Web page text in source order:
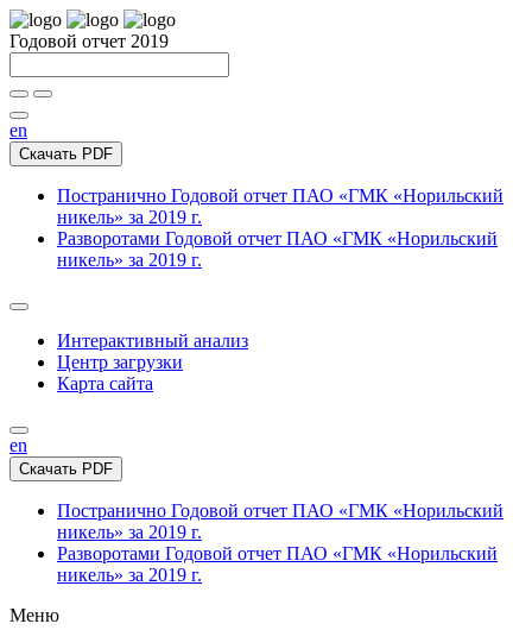
Годовой отчет 2019
en
Скачать PDF
Постранично Годовой отчет ПАО «ГМК «Норильский
никель» за 2019 г.
Разворотами Годовой отчет ПАО «ГМК «Норильский
никель» за 2019 г.
Интерактивный анализ
Центр загрузки
Карта сайта
en
Скачать PDF
Постранично Годовой отчет ПАО «ГМК «Норильский
никель» за 2019 г.
Разворотами Годовой отчет ПАО «ГМК «Норильский
никель» за 2019 г.
Меню